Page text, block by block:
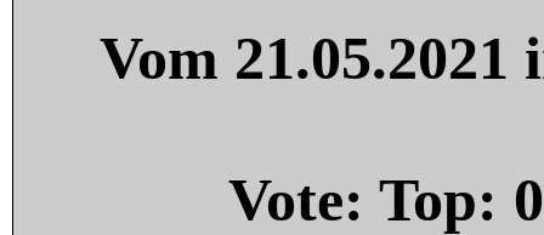
Vom
Vote: Top: 0